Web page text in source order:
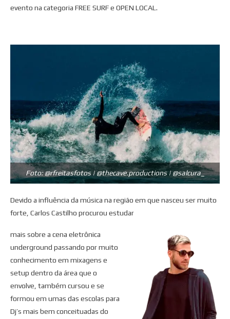
evento na categoria FREE SURF e OPEN LOCAL.
Foto: @rfreitasfotos | @thecave.productions | @salcura_
Devido a influência da música na região em que nasceu ser muito
forte, Carlos Castilho procurou estudar
mais sobre a cena eletrônica
underground passando por muito
conhecimento em mixagens e
setup dentro da área que o
envolve, também cursou e se
formou em umas das escolas para
Dj’s mais bem conceituadas do